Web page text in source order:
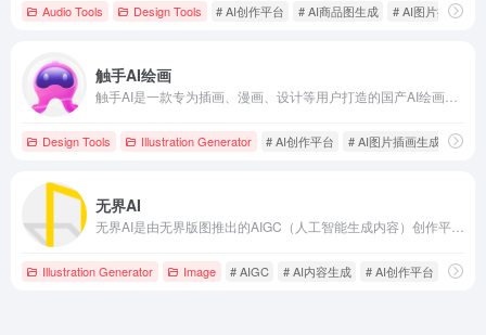
Audio Tools Design Tools # AI创作平台 # AI商品图生成 # AI图片插画生成
触手AI绘画
Design Tools Illustration Generator # AI创作平台 # AI图片插画生成 # AI
无界AI
Illustration Generator Image # AIGC # AI内容生成 # AI创作平台